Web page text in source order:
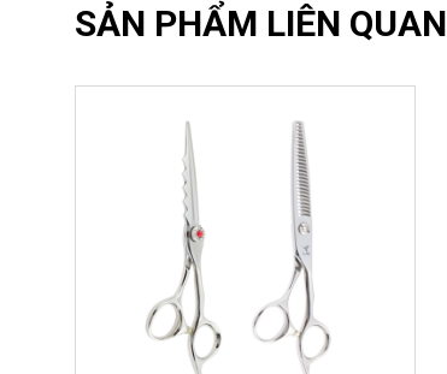
SẢN PHẨM LIÊN QUAN